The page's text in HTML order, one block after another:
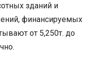
зданий и
финансируемых
от 5,250т. до